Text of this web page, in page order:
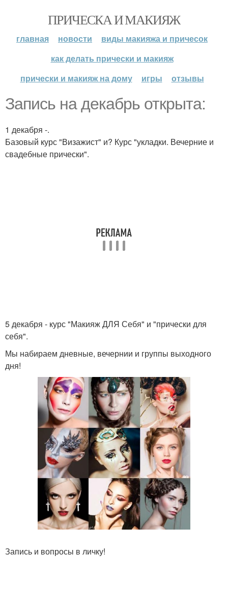
ПРИЧЕСКА И МАКИЯЖ
главная новости
виды макияжа и причесок
как делать прически и макияж
прически и макияж на дому
игры отзывы
Запись на декабрь открыта:
1 декабря -.
Базовый курс "Визажист" и? Курс "укладки. Вечерние и
свадебные прически".
5 декабря - курс "Макияж ДЛЯ Себя" и "прически для
себя".
Мы набираем дневные, вечернии и группы выходного
дня!
Запись и вопросы в личку!